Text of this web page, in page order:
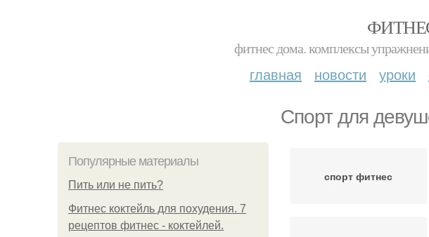
фитнес дома. комплексы
главная новости уроки
Спорт для
Популярные материалы
Пить или не пить?
Фитнес коктейль для похудения. 7
рецептов фитнес - коктейлей.
спорт фитнес